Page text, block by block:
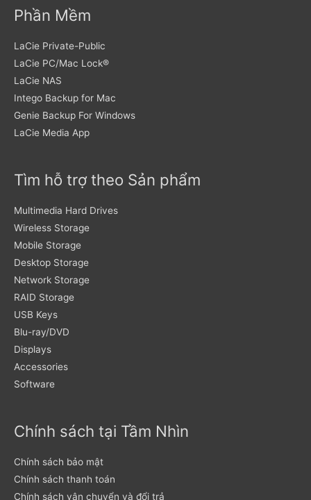
Phần Mềm
LaCie Private-Public
LaCie PC/Mac Lock®
LaCie NAS
Intego Backup for Mac
Genie Backup For Windows
LaCie Media App
Tìm hỗ trợ theo Sản phẩm
Multimedia Hard Drives
Wireless Storage
Mobile Storage
Desktop Storage
Network Storage
RAID Storage
USB Keys
Blu-ray/DVD
Displays
Accessories
Software
Chính sách tại Tầm Nhìn
Chính sách bảo mật
Chính sách thanh toán
Chính sách vận chuyển và đổi trả